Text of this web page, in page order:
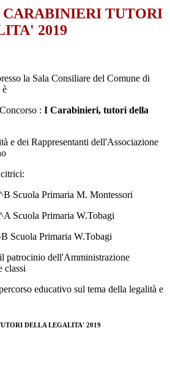
CARABINIERI TUTORI
2019
la Sala Consiliare del Comune di
è
: I Carabinieri, tutori della
e dei Rappresentanti dell'Associazione
Scuola Primaria M. Montessori
Scuola Primaria W.Tobagi
Scuola Primaria W.Tobagi
patrocinio dell'Amministrazione
classi
educativo sul tema della legalità e
DELLA LEGALITA' 2019